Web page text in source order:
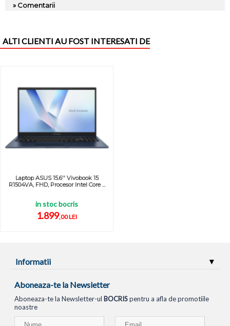
» Comentarii
ALTI CLIENTI AU FOST INTERESATI DE
Laptop ASUS 15.6'' Vivobook 15
R1504VA, FHD, Procesor Intel Core ...
in stoc bocris
1.899,00 LEI
Informatii
Aboneaza-te la Newsletter
Aboneaza-te la Newsletter-ul BOCRISpentru a afla de promotiile
noastre